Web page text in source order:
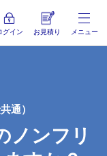
グイン お見積り メニュー
通）
ノンフリ